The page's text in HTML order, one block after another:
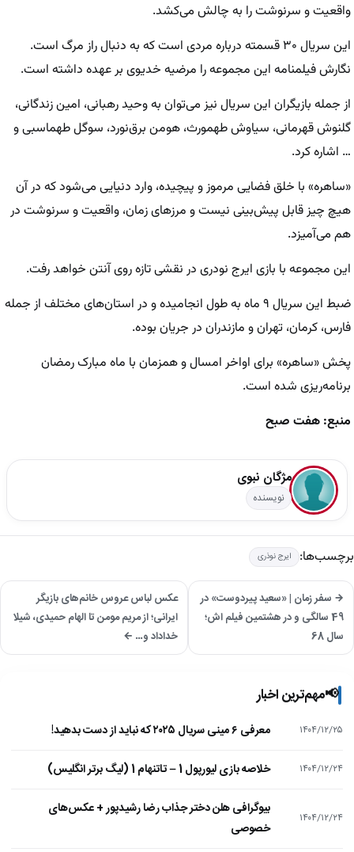
واقعیت و سرنوشت را به چالش می‌کشد.
این سریال ۳۰ قسمته درباره مردی است که به دنبال راز مرگ است.
نگارش فیلمنامه این مجموعه را مرضیه خدیوی بر عهده داشته است.
از جمله بازیگران این سریال نیز می‌توان به وحید رهبانی، امین زندگانی،
گلنوش قهرمانی، سیاوش طهمورث، هومن برق‌نورد، سوگل طهماسبی و
… اشاره کرد.
«ساهره» با خلق فضایی مرموز و پیچیده، وارد دنیایی می‌شود که در آن
هیچ چیز قابل پیش‌بینی نیست و مرزهای زمان، واقعیت و سرنوشت در
هم می‌آمیزد.
این مجموعه با بازی ایرج نودری در نقشی تازه روی آنتن خواهد رفت.
ضبط این سریال ۹ ماه به طول انجامیده و در استان‌های مختلف از جمله
فارس، کرمان، تهران و مازندران در جریان بوده.
پخش «ساهره» برای اواخر امسال و همزمان با ماه مبارک رمضان
برنامه‌ریزی شده است.
منبع: هفت صبح
مژگان نبوی
نویسنده
برچسب‌ها: ایرج نوذری
→ سفر زمان | «سعید پیردوست» در
49 سالگی و در هشتمین فیلم اش؛
سال 68
عکس لباس عروس خانم‌های بازیگر
ایرانی؛ از مریم مومن تا الهام حمیدی، شیلا
خداداد و… ←
📢مهم‌ترین اخبار
۱۴۰۴/۱۲/۲۵ معرفی ۶ مینی سریال ۲۰۲۵ که نباید از دست بدهید!
۱۴۰۴/۱۲/۲۴ خلاصه بازی لیورپول 1 – تاتنهام 1 (لیگ برتر انگلیس)
۱۴۰۴/۱۲/۲۴
بیوگرافی هلن دختر جذاب رضا رشیدپور + عکس‌های
خصوصی